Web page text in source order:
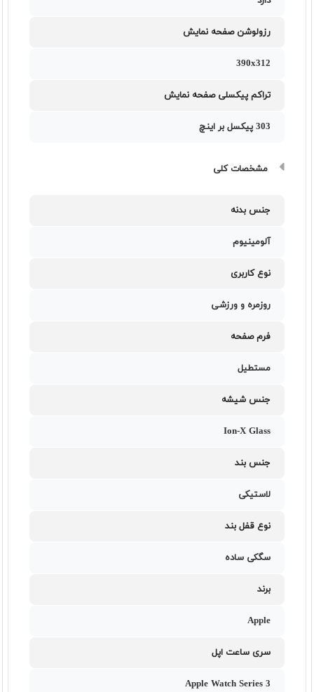
رزولوشن صفحه نمایش
390x312
تراکم پیکسلی صفحه نمایش
303 پیکسل بر اینچ
مشخصات کلی
جنس بدنه
آلومینیوم
نوع کاربری
روزمره و ورزشی
فرم صفحه
مستطیل
جنس شیشه
Ion-X Glass
جنس بند
لاستیکی
نوع قفل بند
سگکی ساده
برند
Apple
سری ساعت اپل
Apple Watch Series 3